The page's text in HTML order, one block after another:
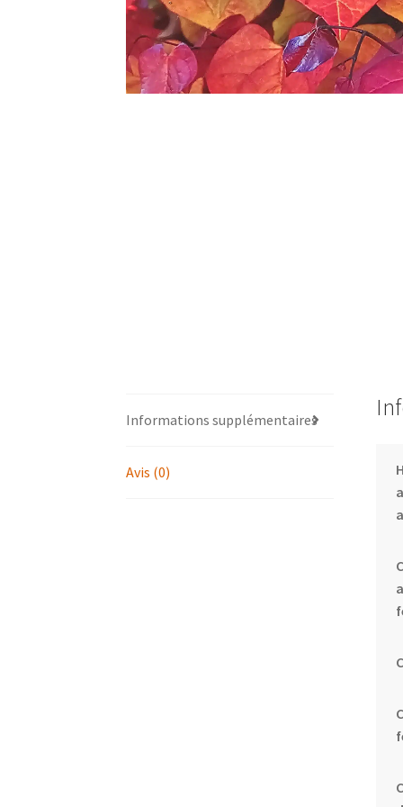
Informations supplémentaires
Avis (0)